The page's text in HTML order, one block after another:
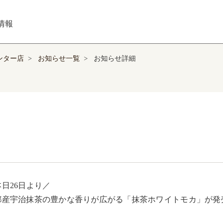
報
ター店 > お知らせ一覧 > お知らせ詳細
日26日より／
産宇治抹茶の豊かな香りが広がる「抹茶ホワイトモカ」が発